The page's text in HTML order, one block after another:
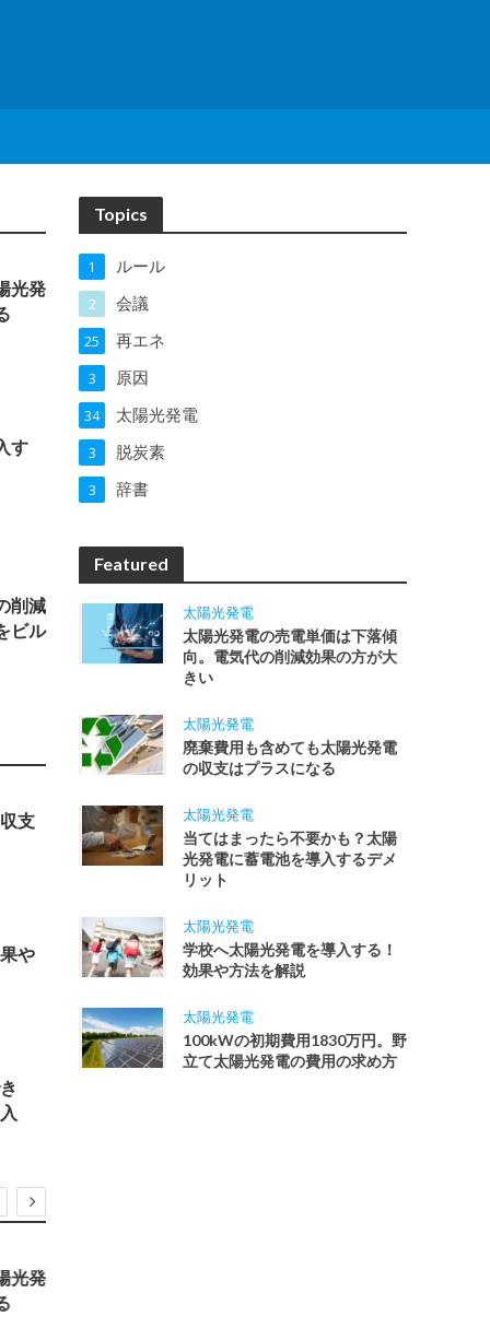
光発
す
削減
ビル
支
や
光発
Topics
ルール
1
会議
2
再エネ
25
原因
3
太陽光発電
34
脱炭素
3
辞書
3
Featured
太陽光発電
太陽光発電の売電単価は下落傾
向。電気代の削減効果の方が大
きい
太陽光発電
廃棄費用も含めても太陽光発電
の収支はプラスになる
太陽光発電
当てはまったら不要かも？太陽
光発電に蓄電池を導入するデメ
リット
太陽光発電
学校へ太陽光発電を導入する！
効果や方法を解説
太陽光発電
100kWの初期費用1830万円。野
立て太陽光発電の費用の求め方